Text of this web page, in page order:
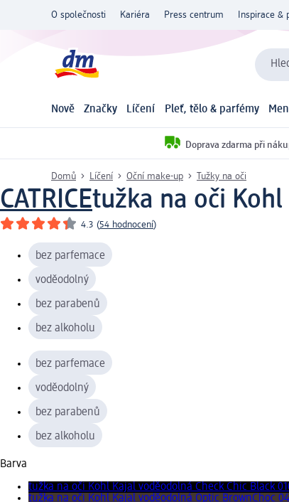
O společnosti Kariéra Press centrum Inspirace &
Nově Značky Líčení Pleť, tělo & parfémy
Doprava zdarma při
Domů Líčení Oční make-up Tužky na oči
CATRICEtužka na oči
4.3 (54 hodnocení)
bez parfemace
voděodolný
bez parabenů
bez alkoholu
bez parfemace
voděodolný
bez parabenů
bez alkoholu
Barva
tužka na oči Kohl Kajal voděodolná Check Chic Black
tužka na oči Kohl Kajal voděodolná Optic BrownChoc